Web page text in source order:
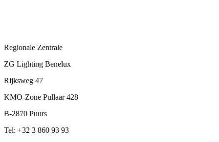
Regionale Zentrale
ZG Lighting Benelux
Rijksweg 47
KMO-Zone Pullaar 428
B-2870 Puurs
Tel: +32 3 860 93 93